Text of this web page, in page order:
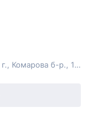
Ростовская область, Ростов-на-Дону г., Комарова б-р., 1е, строение 6